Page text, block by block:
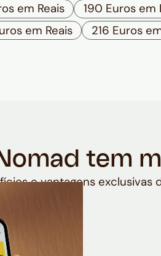
em Reais 190 Euros em
em Reais 216 Euros
tem
e vantagens exclusivas